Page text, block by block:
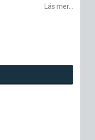
Läs mer...